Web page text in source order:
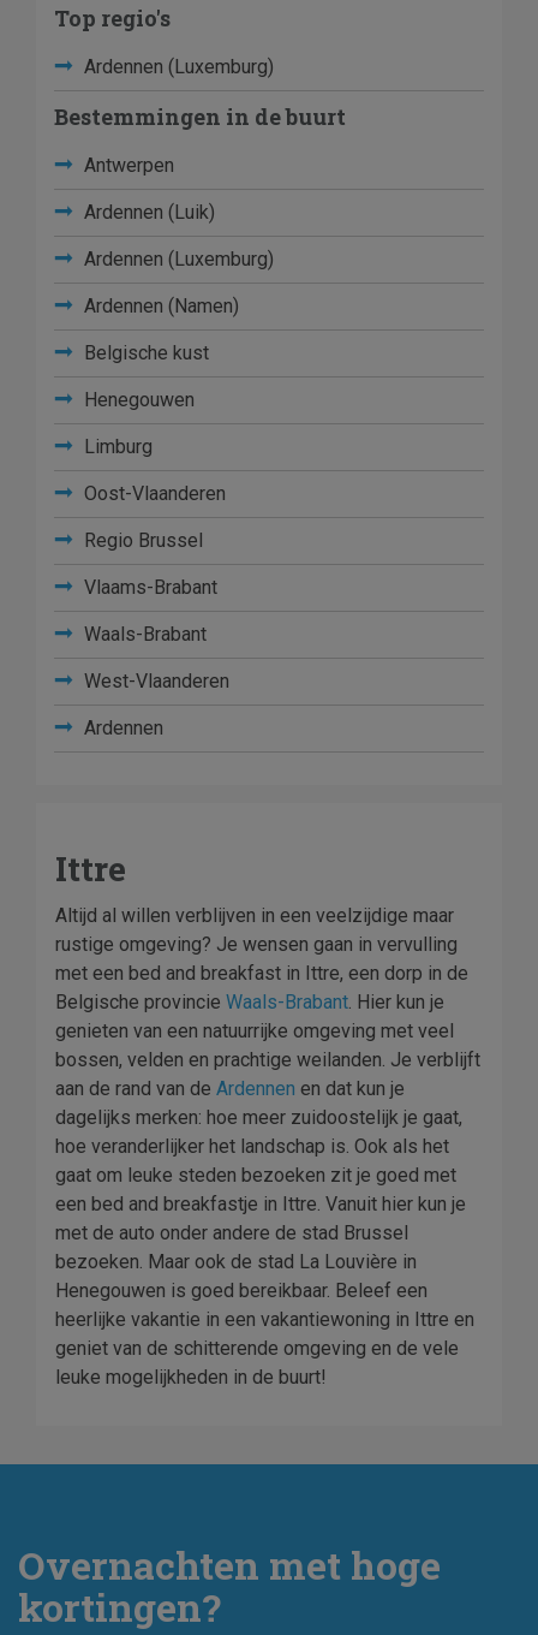
Top regio's
Ardennen (Luxemburg)
Bestemmingen in de buurt
Antwerpen
Ardennen (Luik)
Ardennen (Luxemburg)
Ardennen (Namen)
Belgische kust
Henegouwen
Limburg
Oost-Vlaanderen
Regio Brussel
Vlaams-Brabant
Waals-Brabant
West-Vlaanderen
Ardennen
Ittre
Altijd al willen verblijven in een veelzijdige maar
rustige omgeving? Je wensen gaan in vervulling
met een bed and breakfast in Ittre, een dorp in de
Belgische provincie Waals-Brabant. Hier kun je
genieten van een natuurrijke omgeving met veel
bossen, velden en prachtige weilanden. Je verblijft
aan de rand van de Ardennen en dat kun je
dagelijks merken: hoe meer zuidoostelijk je gaat,
hoe veranderlijker het landschap is. Ook als het
gaat om leuke steden bezoeken zit je goed met
een bed and breakfastje in Ittre. Vanuit hier kun je
met de auto onder andere de stad Brussel
bezoeken. Maar ook de stad La Louvière in
Henegouwen is goed bereikbaar. Beleef een
heerlijke vakantie in een vakantiewoning in Ittre en
geniet van de schitterende omgeving en de vele
leuke mogelijkheden in de buurt!
Overnachten met hoge
kortingen?